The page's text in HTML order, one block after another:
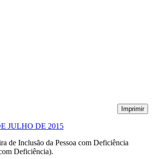
Imprimir
JULHO DE 2015
de Inclusão da Pessoa com Deficiência
Deficiência).